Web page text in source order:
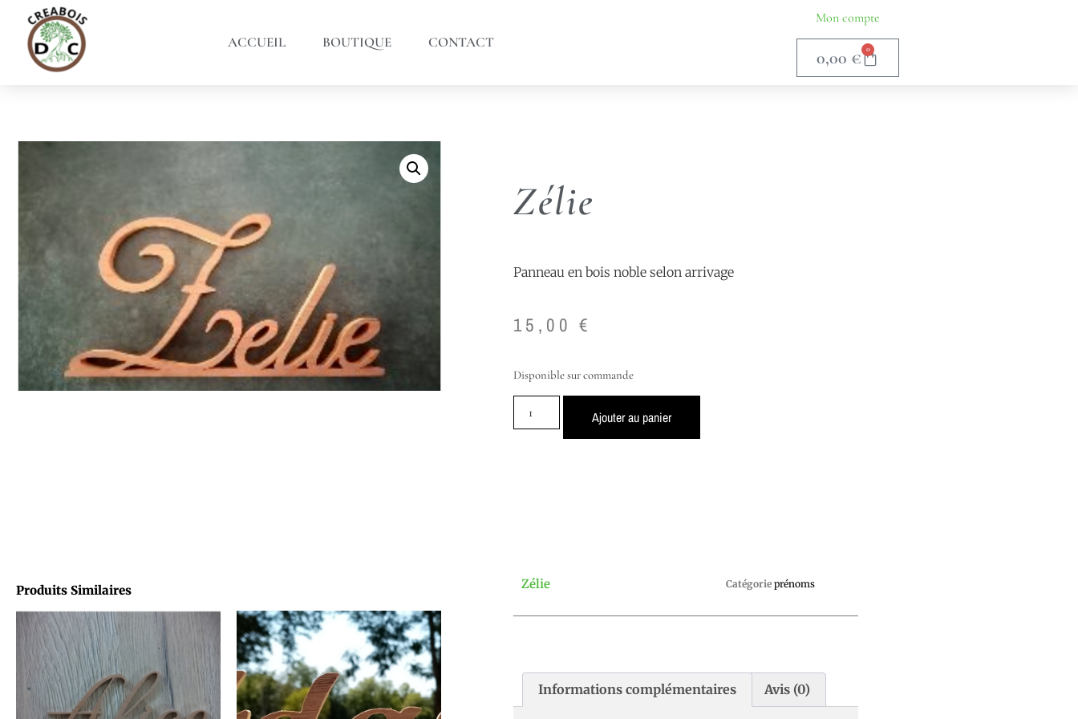
ACCUEIL BOUTIQUE CONTACT
Mon compte
0,00 € 0
Zélie
Panneau en bois noble selon arrivage
15,00€
Disponible sur commande
Ajouter au panier
Produits Similaires Zélie Catégorie prénoms
Informations complémentaires Avis (0)